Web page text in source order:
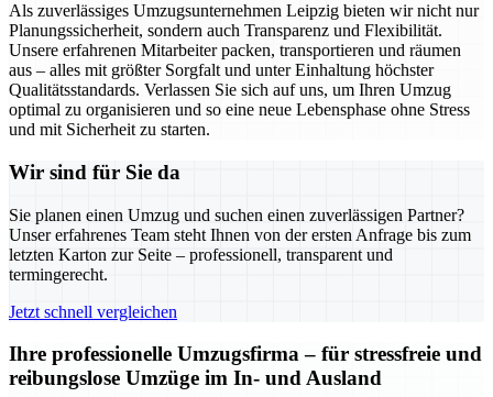
Als zuverlässiges Umzugsunternehmen Leipzig bieten wir nicht nur
Planungssicherheit, sondern auch Transparenz und Flexibilität.
Unsere erfahrenen Mitarbeiter packen, transportieren und räumen
aus – alles mit größter Sorgfalt und unter Einhaltung höchster
Qualitätsstandards. Verlassen Sie sich auf uns, um Ihren Umzug
optimal zu organisieren und so eine neue Lebensphase ohne Stress
und mit Sicherheit zu starten.
Wir sind für Sie da
Sie planen einen Umzug und suchen einen zuverlässigen Partner?
Unser erfahrenes Team steht Ihnen von der ersten Anfrage bis zum
letzten Karton zur Seite – professionell, transparent und
termingerecht.
Jetzt schnell vergleichen
Ihre professionelle Umzugsfirma – für stressfreie und
reibungslose Umzüge im In- und Ausland